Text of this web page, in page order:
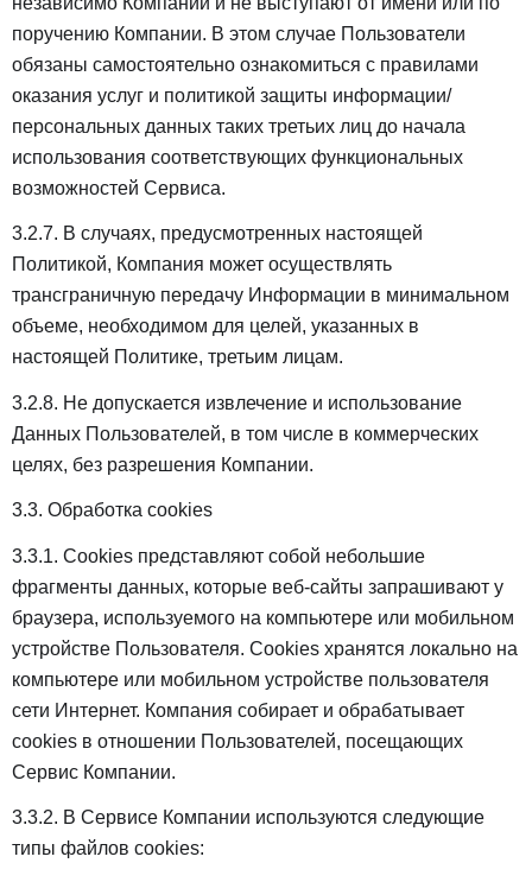
поручению Компании. В этом случае Пользователи
обязаны самостоятельно ознакомиться с правилами
оказания услуг и политикой защиты информации/
персональных данных таких третьих лиц до начала
использования соответствующих функциональных
возможностей Сервиса.
3.2.7. В случаях, предусмотренных настоящей
Политикой, Компания может осуществлять
трансграничную передачу Информации в минимальном
объеме, необходимом для целей, указанных в
настоящей Политике, третьим лицам.
3.2.8. Не допускается извлечение и использование
Данных Пользователей, в том числе в коммерческих
целях, без разрешения Компании.
3.3. Обработка cookies
3.3.1. Сookies представляют собой небольшие
фрагменты данных, которые веб-сайты запрашивают у
браузера, используемого на компьютере или мобильном
устройстве Пользователя. Сookies хранятся локально на
компьютере или мобильном устройстве пользователя
сети Интернет. Компания собирает и обрабатывает
cookies в отношении Пользователей, посещающих
Сервис Компании.
3.3.2. В Сервисе Компании используются следующие
типы файлов cookies: